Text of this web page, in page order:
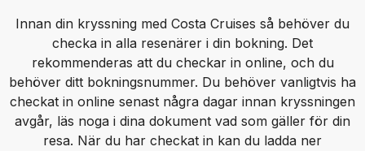
Innan din kryssning med Costa Cruises så behöver du
checka in alla resenärer i din bokning. Det
rekommenderas att du checkar in online, och du
behöver ditt bokningsnummer. Du behöver vanligtvis ha
checkat in online senast några dagar innan kryssningen
avgår, läs noga i dina dokument vad som gäller för din
resa. När du har checkat in kan du ladda ner